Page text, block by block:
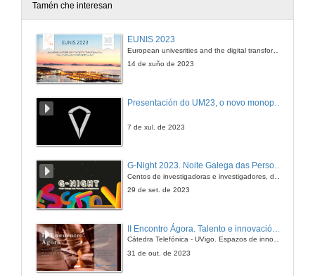
Tamén che interesan
EUNIS 2023
European univesrities and the digital transformation: challenges and opportunities ahead
14 de xuño de 2023
7 de xul. de 2023
G-Night 2023. Noite Galega das Persoas Investigadoras. Conciencias creativas
29 de set. de 2023
Cátedra Telefónica - UVigo. Espazos de innovación
31 de out. de 2023